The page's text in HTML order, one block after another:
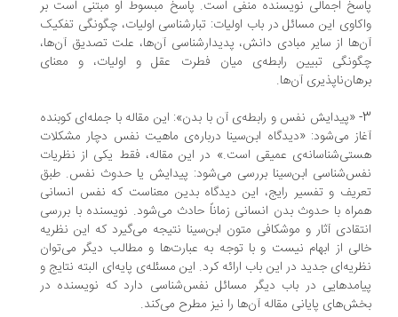
اجمالی نویسنده منفی است. پاسخ مبسوط او مبتنی است بر
این مسائل در باب اولیات: تبارشناسی اولیات، چگونگی تفکیک
از سایر مبادی دانش، پدیدارشناسی آن‌ها، علت تصدیق آن‌ها،
تبیین رابطه‌ی میان فطرت عقل و اولیات، و معنای
آن‌ها.
3- «پیدایش نفس و رابطه‌ی آن با بدن»: این مقاله با جمله‌ای کوبنده
می‌شود: «دیدگاه ابن‌سینا درباره‌ی ماهیت نفس دچار مشکلات
عمیقی است.» در این مقاله، فقط یکی از نظریات
ابن‌سینا بررسی می‌شود: پیدایش یا حدوث نفس. طبق
و تفسیر رایج، این دیدگاه بدین معناست که نفس انسانی
با حدوث بدن انسانی زماناً حادث می‌شود. نویسنده با بررسی
آثار و موشکافی متون ابن‌سینا نتیجه می‌گیرد که این نظریه
از ابهام نیست و با توجه به عبارت‌ها و مطالب دیگر می‌توان
جدید در این باب ارائه کرد. این مسئله‌ی پایه‌ای البته نتایج و
در باب دیگر مسائل نفس‌شناسی دارد که نویسنده در
پایانی مقاله آن‌ها را نیز مطرح می‌کند.